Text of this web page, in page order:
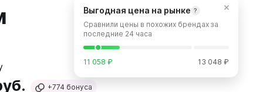
Bataria Retro 2
Bataria Retro 3
+774 бонуса
×
Выгодная цена на рынке ?
Сравнили цены в похожих брендах за
последние 24 часа
11 058 ₽ 13 048 ₽